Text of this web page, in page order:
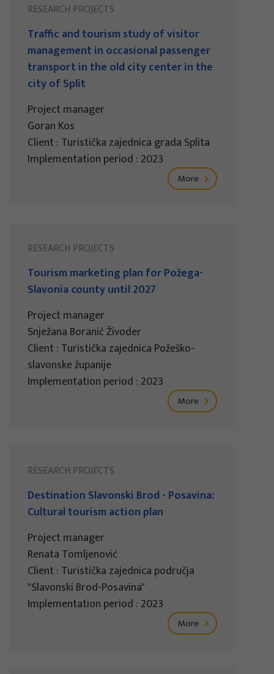
RESEARCH PROJECTS
Traffic and tourism study of visitor
management in occasional passenger
transport in the old city center in the
city of Split
Project manager
Goran Kos
Client : Turistička zajednica grada Splita
Implementation period : 2023
More
RESEARCH PROJECTS
Tourism marketing plan for Požega-
Slavonia county until 2027
Project manager
Snježana Boranić Živoder
Client : Turistička zajednica Požeško-
slavonske županije
Implementation period : 2023
More
RESEARCH PROJECTS
Destination Slavonski Brod - Posavina:
Cultural tourism action plan
Project manager
Renata Tomljenović
Client : Turistička zajednica područja
"Slavonski Brod-Posavina"
Implementation period : 2023
More